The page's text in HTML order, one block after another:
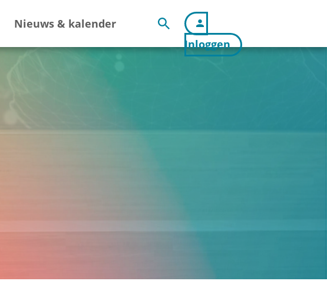
Nieuws & kalender
Inloggen